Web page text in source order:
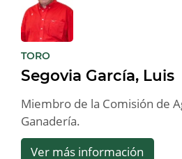
TORO:
Segovia García, Luis
Miembro de la Comisión de
Ganadería.
Ver más información